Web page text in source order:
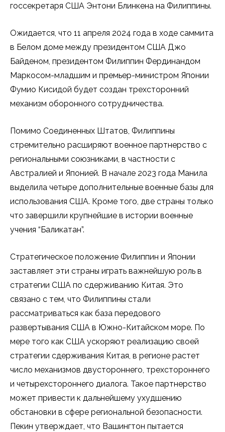
госсекретаря США Энтони Блинкена на Филиппины.
Ожидается, что 11 апреля 2024 года в ходе саммита
в Белом доме между президентом США Джо
Байденом, президентом Филиппин Фердинандом
Маркосом-младшим и премьер-министром Японии
Фумио Кисидой будет создан трехсторонний
механизм оборонного сотрудничества.
Помимо Соединенных Штатов, Филиппины
стремительно расширяют военное партнерство с
региональными союзниками, в частности с
Австралией и Японией. В начале 2023 года Манила
выделила четыре дополнительные военные базы для
использования США. Кроме того, две страны только
что завершили крупнейшие в истории военные
учения “Баликатан”.
Стратегическое положение Филиппин и Японии
заставляет эти страны играть важнейшую роль в
стратегии США по сдерживанию Китая. Это
связано с тем, что Филиппины стали
рассматриваться как база передового
развертывания США в Южно-Китайском море. По
мере того как США ускоряют реализацию своей
стратегии сдерживания Китая, в регионе растет
число механизмов двустороннего, трехстороннего
и четырехстороннего диалога. Такое партнерство
может привести к дальнейшему ухудшению
обстановки в сфере региональной безопасности.
Пекин утверждает, что Вашингтон пытается